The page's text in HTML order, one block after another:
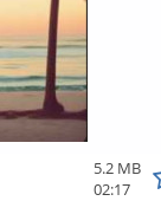
5.2 MB
02:17